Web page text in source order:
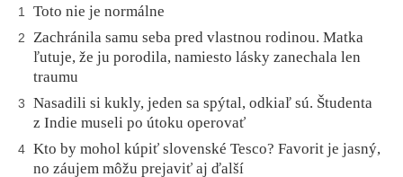
1 Toto nie je normálne
2
Zachránila samu seba pred vlastnou rodinou. Matka
ľutuje, že ju porodila, namiesto lásky zanechala len
traumu
3
Nasadili si kukly, jeden sa spýtal, odkiaľ sú. Študenta
z Indie museli po útoku operovať
4 Kto by mohol kúpiť slovenské Tesco? Favorit je jasný,
no záujem môžu prejaviť aj ďalší